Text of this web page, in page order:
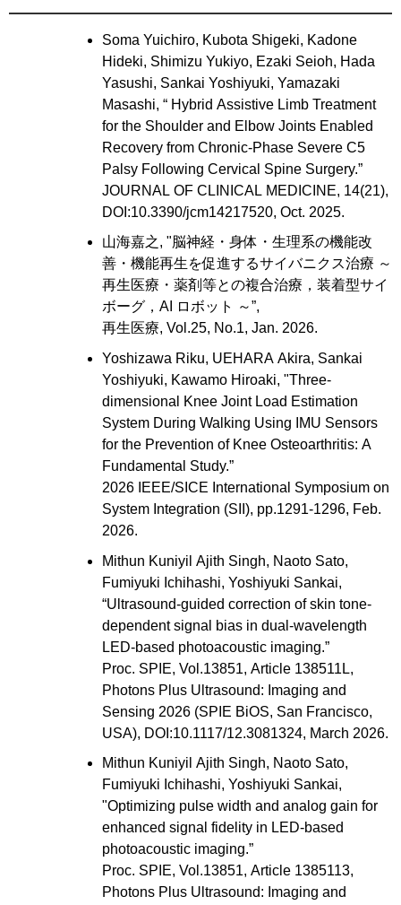
Soma Yuichiro, Kubota Shigeki, Kadone
Hideki, Shimizu Yukiyo, Ezaki Seioh, Hada
Yasushi, Sankai Yoshiyuki, Yamazaki
Masashi, “ Hybrid Assistive Limb Treatment
for the Shoulder and Elbow Joints Enabled
Recovery from Chronic-Phase Severe C5
Palsy Following Cervical Spine Surgery.”
JOURNAL OF CLINICAL MEDICINE, 14(21),
DOI:10.3390/jcm14217520, Oct. 2025.
山海嘉之, "脳神経・身体・生理系の機能改
善・機能再生を促進するサイバニクス治療 ～
再生医療・薬剤等との複合治療，装着型サイ
ボーグ，AI ロボット ～”,
再生医療, Vol.25, No.1, Jan. 2026.
Yoshizawa Riku, UEHARA Akira, Sankai
Yoshiyuki, Kawamo Hiroaki, "Three-
dimensional Knee Joint Load Estimation
System During Walking Using IMU Sensors
for the Prevention of Knee Osteoarthritis: A
Fundamental Study.”
2026 IEEE/SICE International Symposium on
System Integration (SII), pp.1291-1296, Feb.
2026.
Mithun Kuniyil Ajith Singh, Naoto Sato,
Fumiyuki Ichihashi, Yoshiyuki Sankai,
“Ultrasound-guided correction of skin tone-
dependent signal bias in dual-wavelength
LED-based photoacoustic imaging.”
Proc. SPIE, Vol.13851, Article 138511L,
Photons Plus Ultrasound: Imaging and
Sensing 2026 (SPIE BiOS, San Francisco,
USA), DOI:10.1117/12.3081324, March 2026.
Mithun Kuniyil Ajith Singh, Naoto Sato,
Fumiyuki Ichihashi, Yoshiyuki Sankai,
"Optimizing pulse width and analog gain for
enhanced signal fidelity in LED-based
photoacoustic imaging.”
Proc. SPIE, Vol.13851, Article 1385113,
Photons Plus Ultrasound: Imaging and